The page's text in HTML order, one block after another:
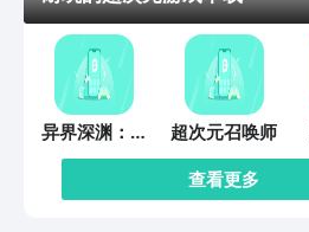
异界深渊：觉
醒
超次元召唤师
查看更多